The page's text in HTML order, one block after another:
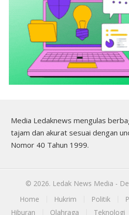
Media Ledaknews mengulas
tajam dan akurat sesuai dengan
Nomor 40 Tahun 1999.
© 2026. Ledak News Media -
Home
Hukrim Politik
Hiburan
Olahraga Teknologi